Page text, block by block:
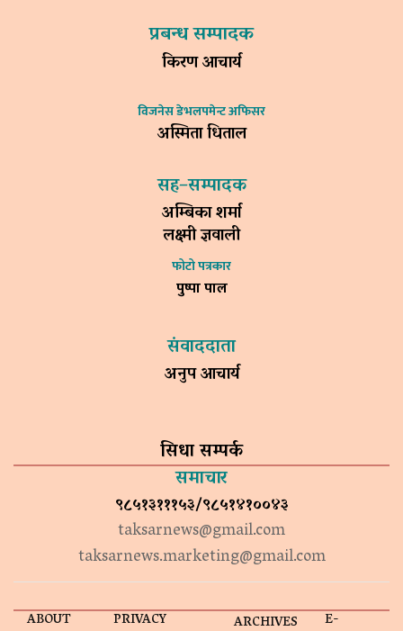
प्रबन्ध सम्पादक
किरण आचार्य
विजनेस डेभलपमेन्ट अफिसर
अस्मिता धिताल
सह–सम्पादक
अम्बिका शर्मा
लक्ष्मी ज्ञवाली
फोटो पत्रकार
पुष्पा पाल
संवाददाता
अनुप आचार्य
सिधा सम्पर्क
समाचार
९८५१३१११५३/९८५१४१००४३
taksarnews@gmail.com
taksarnews.marketing@gmail.com
ABOUT PRIVACY ARCHIVES E-